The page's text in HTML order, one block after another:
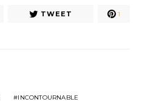
TWEET 1
INCONTOURNABLE